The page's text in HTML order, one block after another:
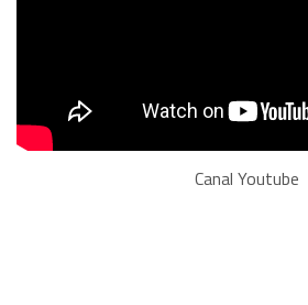
Canal Youtube